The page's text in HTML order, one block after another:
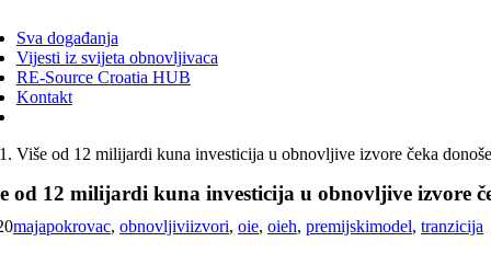
Sva događanja
Vijesti iz svijeta obnovljivaca
RE-Source Croatia HUB
Kontakt
Više od 12 milijardi kuna investicija u obnovljive izvore čeka
od 12 milijardi kuna investicija u obnovljive izvore
majapokrovac, obnovljiviizvori, oie, oieh, premijskimodel, tranzicija